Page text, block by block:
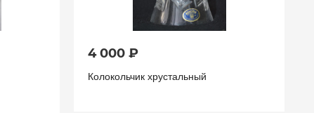
4 000 ₽
Колокольчик хрустальный